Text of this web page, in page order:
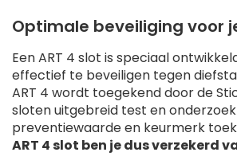
Optimale beveiliging voor
Een ART 4 slot is speciaal
effectief te beveiligen tegen
ART 4 wordt toegekend door de
sloten uitgebreid test en
preventiewaarde en keurmerk
ART 4 slot ben je dus verzekerd